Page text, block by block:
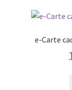
e-Carte